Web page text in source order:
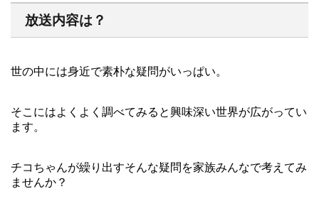
放送内容は？
世の中には身近で素朴な疑問がいっぱい。
そこにはよくよく調べてみると興味深い世界が広がってい
ます。
チコちゃんが繰り出すそんな疑問を家族みんなで考えてみ
ませんか？